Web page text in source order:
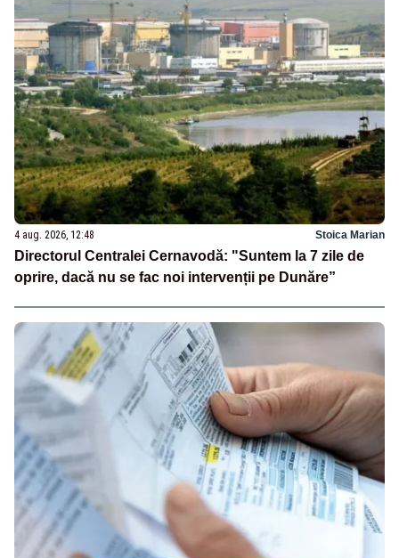
4 aug. 2026, 12:48 Stoica Marian
Directorul Centralei Cernavodă: "Suntem la 7 zile de
oprire, dacă nu se fac noi intervenții pe Dunăre”